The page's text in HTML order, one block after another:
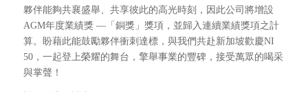
夥伴能夠共襄盛舉、共享彼此的高光時刻，因此公司將增設
AGM年度業績獎 —「銅獎」獎項，並歸入連續業績獎項之計
算。盼藉此能鼓勵夥伴衝刺達標，與我們共赴新加坡歡慶NI
50，一起登上榮耀的舞台，擎舉事業的豐碑，接受萬眾的喝采
與掌聲！